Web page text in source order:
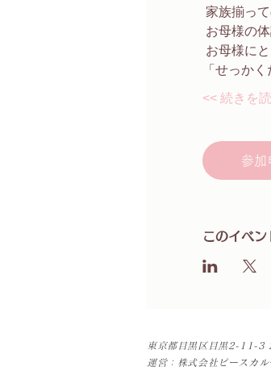
家族揃っ
お母様の
お母様に
「せっか
続きを読
参加
このイベン
​東京都目黒区目黒2-11-3
運営：株式会社ピースカル